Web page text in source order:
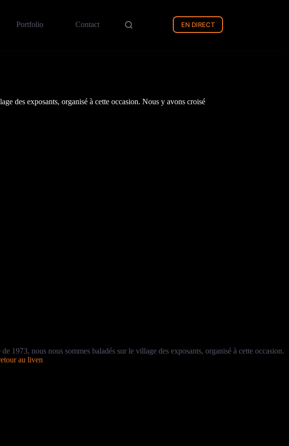
Portfolio Contact EN DIRECT
des exposants, organisé à cette occasion. Nous y avons croisé
nous nous sommes baladés sur le village des exposants, organisé à cette occasion.
au liven